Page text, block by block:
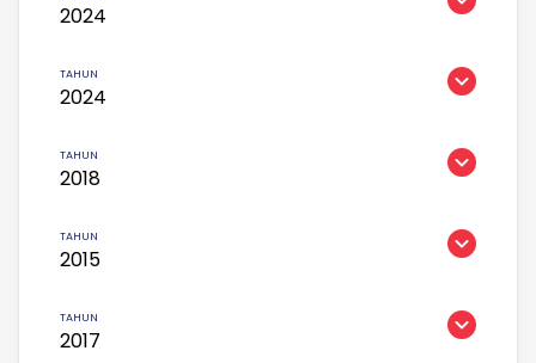
2024
2024
2018
2015
2017